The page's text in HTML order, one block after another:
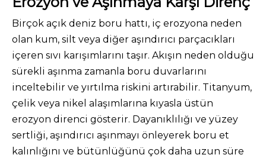
Birçok açık deniz boru hattı, iç erozyona neden
olan kum, silt veya diğer aşındırıcı parçacıkları
içeren sıvı karışımlarını taşır. Akışın neden olduğu
sürekli aşınma zamanla boru duvarlarını
inceltebilir ve yırtılma riskini artırabilir. Titanyum,
çelik veya nikel alaşımlarına kıyasla üstün
erozyon direnci gösterir. Dayanıklılığı ve yüzey
sertliği, aşındırıcı aşınmayı önleyerek boru et
kalınlığını ve bütünlüğünü çok daha uzun süre